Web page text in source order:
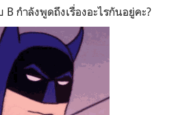
กำลังพูดถึงเรื่องอะไรกันอยู่คะ?